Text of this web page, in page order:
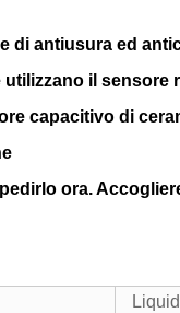
di antiusura ed
il
capacitivo di
ora.